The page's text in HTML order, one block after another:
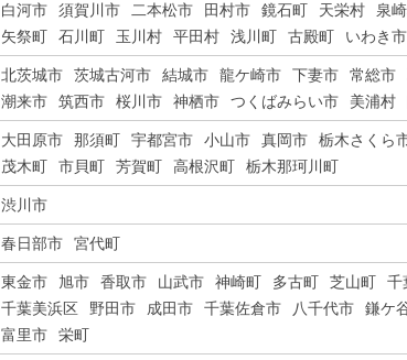
白河市 須賀川市 二本松市 田村市 鏡石町 天栄村 泉
矢祭町
石川町 玉川村 平田村 浅川町 古殿町 いわき市
北茨城市 茨城古河市 結城市 龍ケ崎市 下妻市 常総市
潮来市
筑西市 桜川市 神栖市 つくばみらい市 美浦村
大田原市 那須町 宇都宮市 小山市 真岡市 栃木さくら
茂木町
市貝町 芳賀町 高根沢町 栃木那珂川町
渋川市
春日部市 宮代町
東金市 旭市 香取市 山武市 神崎町 多古町 芝山町 千
千葉美浜区
野田市 成田市 千葉佐倉市 八千代市 鎌ケ
富里市
栄町